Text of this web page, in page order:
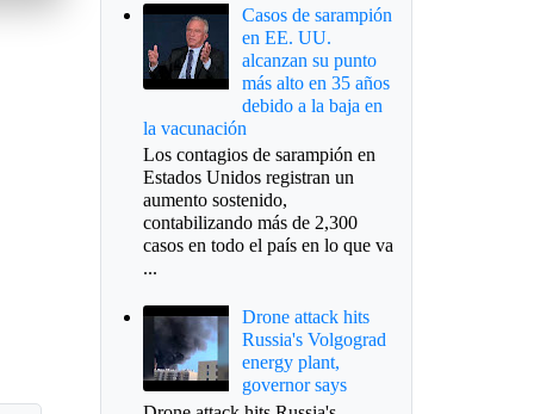
Casos de sarampión
en EE. UU.
alcanzan su punto
más alto en 35 años
debido a la baja en
la vacunación
Los contagios de sarampión en
Estados Unidos registran un
aumento sostenido,
contabilizando más de 2,300
casos en todo el país en lo que va
...
Drone attack hits
Russia's Volgograd
energy plant,
governor says